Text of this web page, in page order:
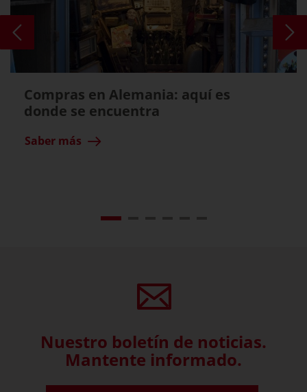
Compras en Alemania: aquí es
donde se encuentra
Saber más
Nuestro boletín de noticias.
Mantente informado.